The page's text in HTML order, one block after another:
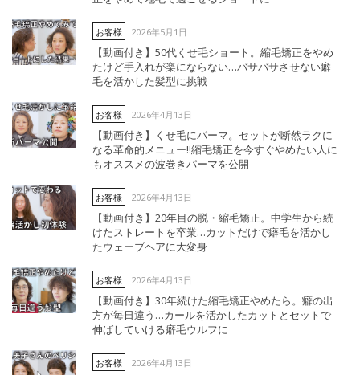
お客様 2026年5月1日
【動画付き】50代くせ毛ショート。縮毛矯正をやめ
たけど手入れが楽にならない…バサバサさせない癖
毛を活かした髪型に挑戦
お客様 2026年4月13日
【動画付き】くせ毛にパーマ。セットが断然ラクに
なる革命的メニュー‼︎縮毛矯正を今すぐやめたい人に
もオススメの波巻きパーマを公開
お客様 2026年4月13日
【動画付き】20年目の脱・縮毛矯正。中学生から続
けたストレートを卒業…カットだけで癖毛を活かし
たウェーブヘアに大変身
お客様 2026年4月13日
【動画付き】30年続けた縮毛矯正やめたら。癖の出
方が毎日違う…カールを活かしたカットとセットで
伸ばしていける癖毛ウルフに
お客様 2026年4月13日